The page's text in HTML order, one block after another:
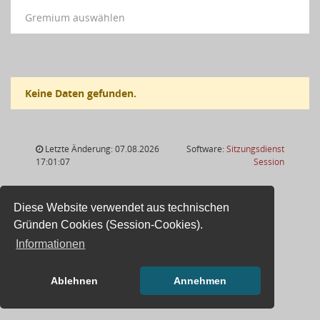
Diese Website verwendet aus technischen
Gründen Cookies (Session-Cookies).
Informationen
Ablehnen Annehmen
Gremium auswählen
Keine Daten gefunden.
Letzte Änderung: 07.08.2026
17:01:07
Software:Sitzungsdienst
Session(Wird in